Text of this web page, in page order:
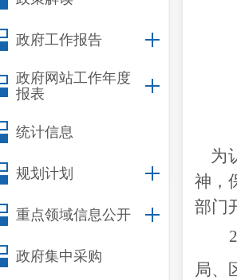
政府工作报告
政府网站工作年度
报表
统计信息
规划计划
重点领域信息公开
政府集中采购
为
神，
部门
局、